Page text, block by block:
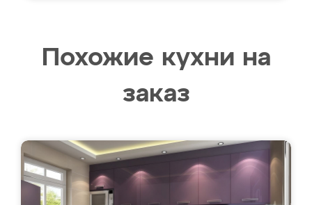
Похожие кухни на
заказ